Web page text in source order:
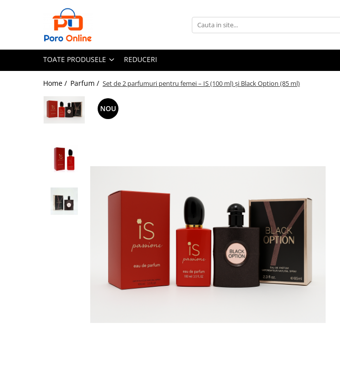
Toate Produsele
Parfum Barbati
Parfum Femei
Parfum tip fiola
TOATE PRODUSELE REDUCERI
Home / Parfum / Set de 2 parfumuri pentru femei – IS (100 ml) și Black Option (85 ml)
NOU